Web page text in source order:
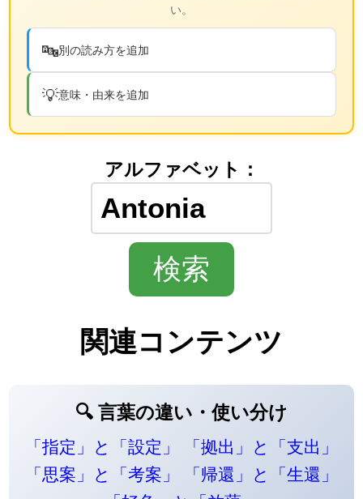
い。
🔤別の読み方を追加
💡意味・由来を追加
アルファベット：
関連コンテンツ
🔍 言葉の違い・使い分け
「指定」と「設定」
「拠出」と「支出」
「思案」と「考案」
「帰還」と「生還」